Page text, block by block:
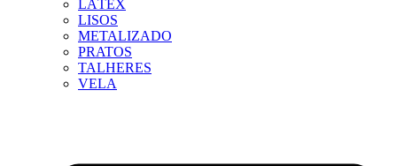
LÁTEX
LISOS
METALIZADO
PRATOS
TALHERES
VELA